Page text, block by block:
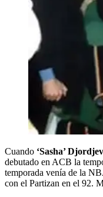
Cuando ‘Sasha’
debutado en ACB la
temporada venía de la
con el Partizan en el 92.